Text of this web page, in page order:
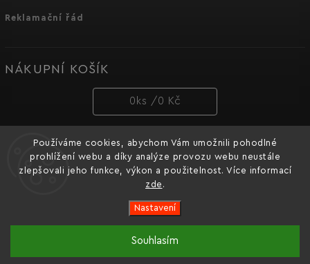
Používáme cookies, abychom Vám umožnili pohodlné
prohlížení webu a díky analýze provozu webu neustále
zlepšovali jeho funkce, výkon a použitelnost. Více informací
zde .
Nastavení
Souhlasím
Oficiální e-shop značky nářadí Dnipro-M pro Česko a
Slovensko.
Reklamační řád
NÁKUPNÍ KOŠÍK
0 ks / 0 Kč
PŘIJÍMÁME ONLINE PLATBY